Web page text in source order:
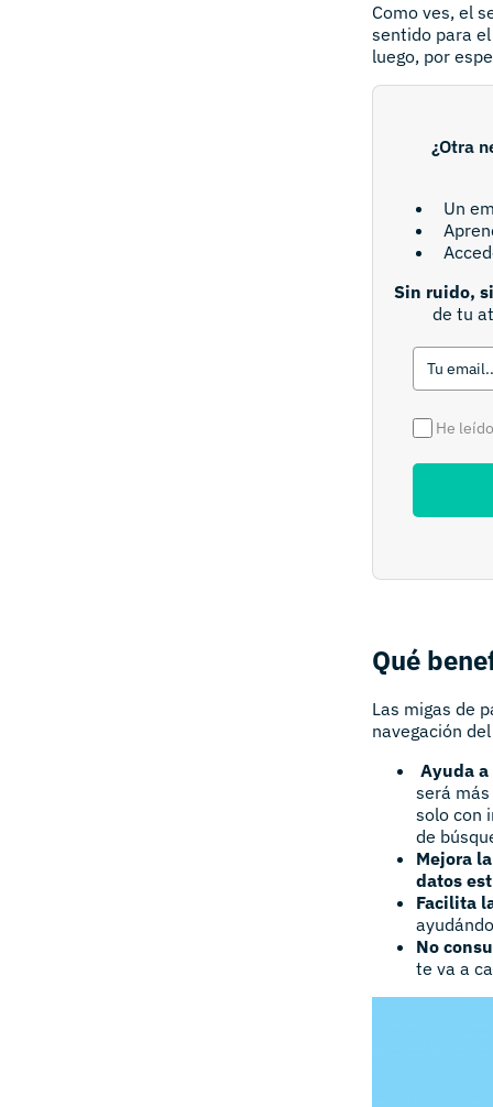
Como ves, el
sentido para
luego, por
¿Otra
Un
Sin ruido,
de tu
He
Qué
Las migas de
navegación
Ayuda
será
solo con
de
Mejora
datos
Facilita
No
te va a